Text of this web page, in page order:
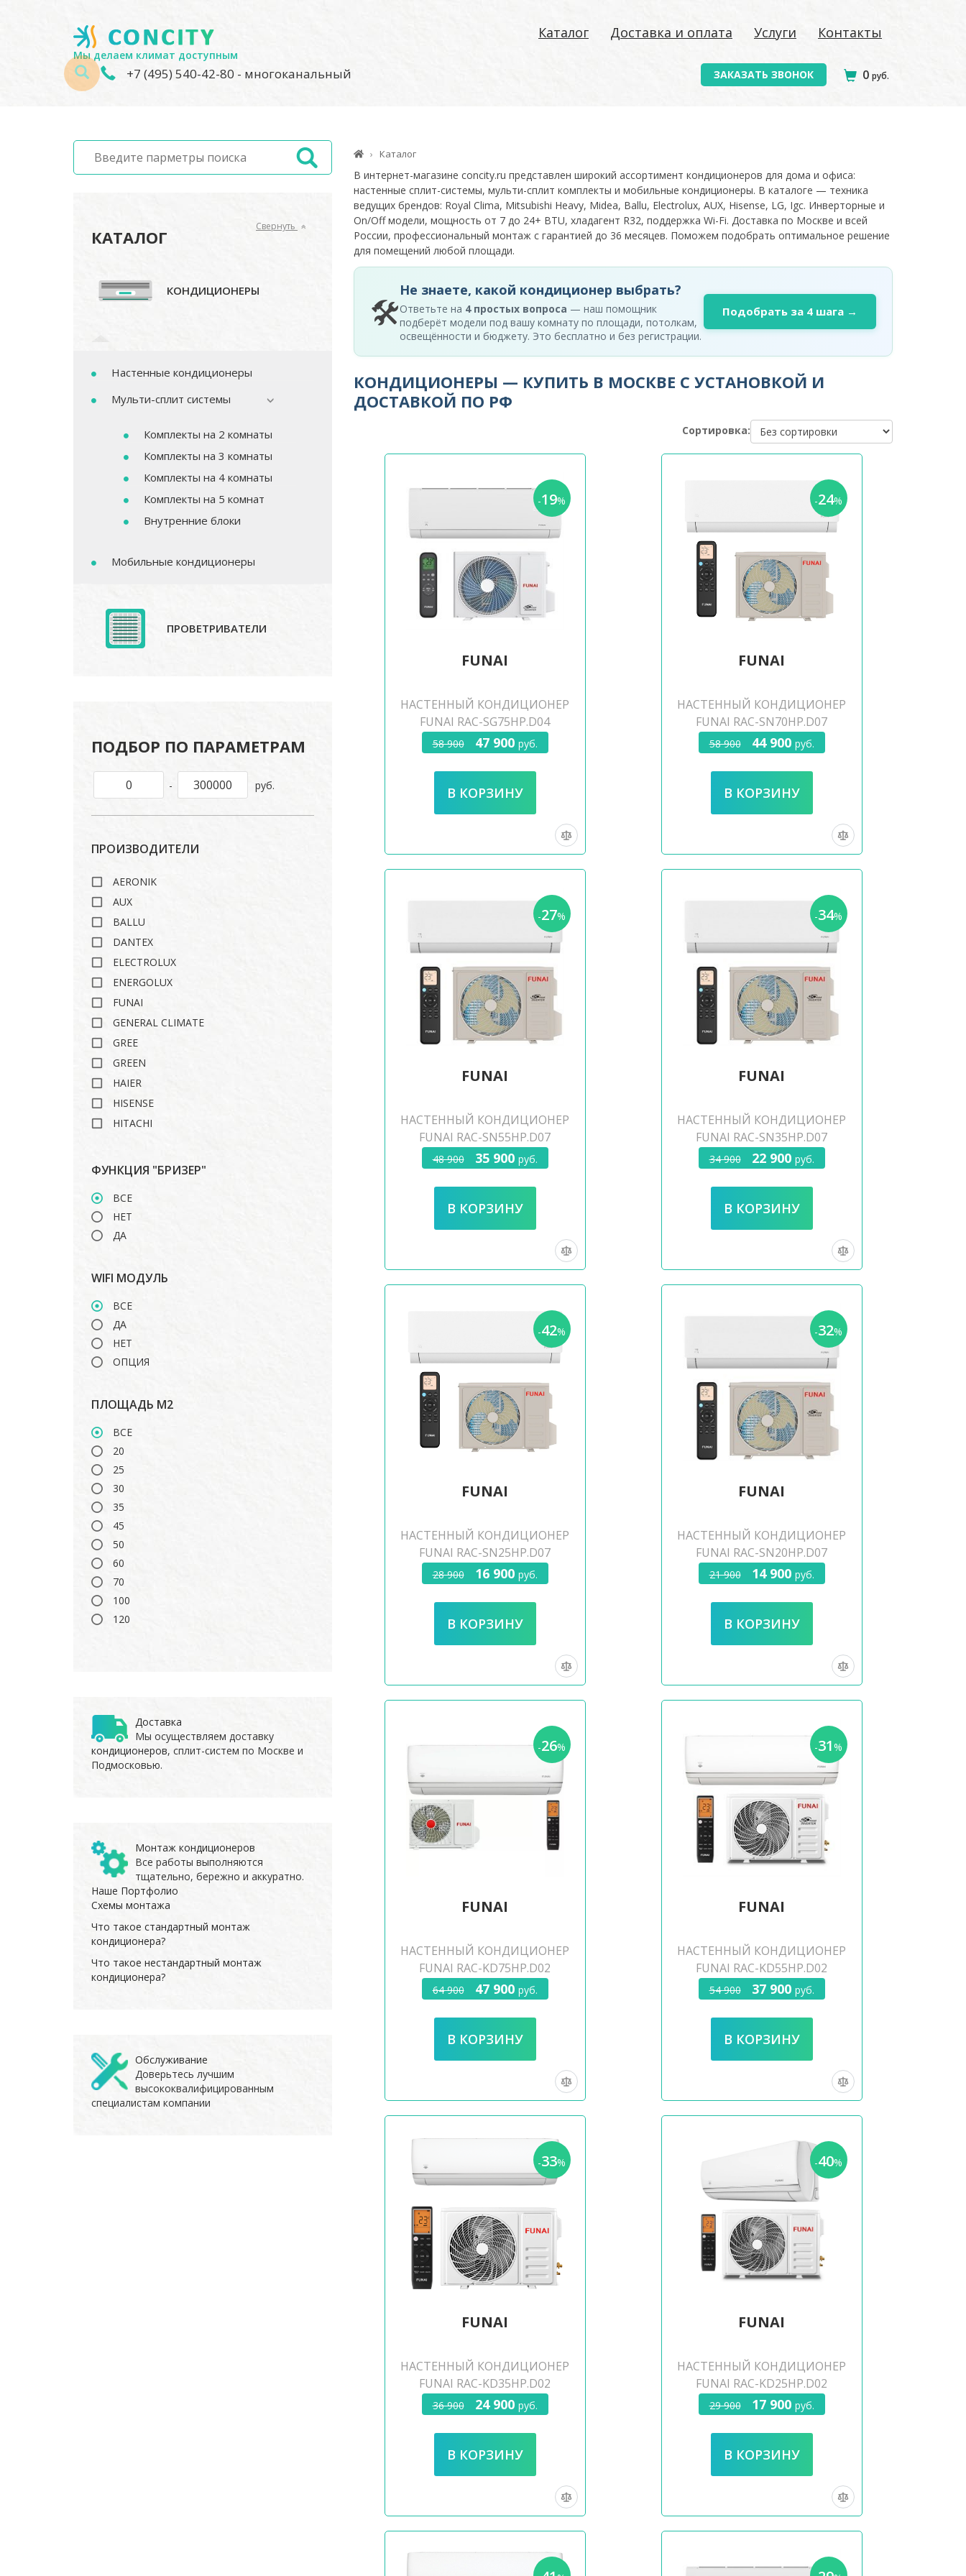
Мы делаем климат доступным
Каталог Доставка и оплата Услуги Контакты
+7 (495) 540-42-80 - многоканальный ЗАКАЗАТЬ ЗВОНОК 0 руб.
КАТАЛОГ
Свернуть
КОНДИЦИОНЕРЫ
Настенные кондиционеры
Мульти-сплит системы
Комплекты на 2 комнаты
Комплекты на 3 комнаты
Комплекты на 4 комнаты
Комплекты на 5 комнат
Внутренние блоки
Мобильные кондиционеры
ПРОВЕТРИВАТЕЛИ
ПОДБОР ПО ПАРАМЕТРАМ
- руб.
ПРОИЗВОДИТЕЛИ
AERONIK
AUX
BALLU
DANTEX
ELECTROLUX
ENERGOLUX
FUNAI
GENERAL CLIMATE
GREE
GREEN
HAIER
HISENSE
HITACHI
LANKORA
MARSA
MDV
MIDEA
ROYAL CLIMA
TOSHIBA
ФУНКЦИЯ "БРИЗЕР"
ВСЕ
НЕТ
ДА
WIFI МОДУЛЬ
ВСЕ
ДА
НЕТ
ОПЦИЯ
ПЛОЩАДЬ М2
ВСЕ
20
25
30
35
45
50
60
70
100
120
Доставка
Мы осуществляем доставку
кондиционеров, сплит-систем по Москве и
Подмосковью.
Монтаж кондиционеров
Все работы выполняются
тщательно, бережно и аккуратно.
Наше Портфолио
Схемы монтажа
Что такое стандартный монтаж
кондиционера?
Что такое нестандартный монтаж
кондиционера?
Обслуживание
Доверьтесь лучшим
высококвалифицированным
специалистам компании
Каталог
В интернет-магазине concity.ru представлен широкий ассортимент кондиционеров для дома и офиса:
настенные сплит-системы, мульти-сплит комплекты и мобильные кондиционеры. В каталоге — техника
ведущих брендов: Royal Clima, Mitsubishi Heavy, Midea, Ballu, Electrolux, AUX, Hisense, LG, Igc. Инверторные и
On/Off модели, мощность от 7 до 24+ BTU, хладагент R32, поддержка Wi-Fi. Доставка по Москве и всей
России, профессиональный монтаж с гарантией до 36 месяцев. Поможем подобрать оптимальное решение
для помещений любой площади.
🛠
Не знаете, какой кондиционер выбрать?
Ответьте на 4 простых вопроса — наш помощник
подберёт модели под вашу комнату по площади, потолкам,
освещённости и бюджету. Это бесплатно и без регистрации.
Подобрать за 4 шага →
КОНДИЦИОНЕРЫ — КУПИТЬ В МОСКВЕ С УСТАНОВКОЙ И
ДОСТАВКОЙ ПО РФ
Сортировка:
-19%
FUNAI
НАСТЕННЫЙ КОНДИЦИОНЕР
FUNAI RAC-SG75HP.D04
58 900 47 900 руб.
-24%
FUNAI
НАСТЕННЫЙ КОНДИЦИОНЕР
FUNAI RAC-SN70HP.D07
58 900 44 900 руб.
-27%
FUNAI
НАСТЕННЫЙ КОНДИЦИОНЕР
FUNAI RAC-SN55HP.D07
48 900 35 900 руб.
-34%
FUNAI
НАСТЕННЫЙ КОНДИЦИОНЕР
FUNAI RAC-SN35HP.D07
34 900 22 900 руб.
-42%
FUNAI
НАСТЕННЫЙ КОНДИЦИОНЕР
FUNAI RAC-SN25HP.D07
28 900 16 900 руб.
-32%
FUNAI
НАСТЕННЫЙ КОНДИЦИОНЕР
FUNAI RAC-SN20HP.D07
21 900 14 900 руб.
-26%
FUNAI
НАСТЕННЫЙ КОНДИЦИОНЕР
FUNAI RAC-KD75HP.D02
64 900 47 900 руб.
-31%
FUNAI
НАСТЕННЫЙ КОНДИЦИОНЕР
FUNAI RAC-KD55HP.D02
54 900 37 900 руб.
-33%
FUNAI
НАСТЕННЫЙ КОНДИЦИОНЕР
FUNAI RAC-KD35HP.D02
36 900 24 900 руб.
-40%
FUNAI
НАСТЕННЫЙ КОНДИЦИОНЕР
FUNAI RAC-KD25HP.D02
29 900 17 900 руб.